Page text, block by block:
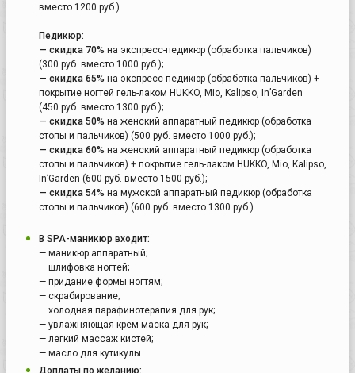
вместо 1200 руб.).
Педикюр:
— скидка 70% на экспресс-педикюр (обработка пальчиков)
(300 руб. вместо 1000 руб.);
— скидка 65% на экспресс-педикюр (обработка пальчиков) +
покрытие ногтей гель-лаком HUKKO, Mio, Kalipso, In’Garden
(450 руб. вместо 1300 руб.);
— скидка 50% на женский аппаратный педикюр (обработка
стопы и пальчиков) (500 руб. вместо 1000 руб.);
— скидка 60% на женский аппаратный педикюр (обработка
стопы и пальчиков) + покрытие гель-лаком HUKKO, Mio, Kalipso,
In’Garden (600 руб. вместо 1500 руб.);
— скидка 54% на мужской аппаратный педикюр (обработка
стопы и пальчиков) (600 руб. вместо 1300 руб.).
В SPA-маникюр входит:
— маникюр аппаратный;
— шлифовка ногтей;
— придание формы ногтям;
— скрабирование;
— холодная парафинотерапия для рук;
— увлажняющая крем-маска для рук;
— легкий массаж кистей;
— масло для кутикулы.
Доплаты по желанию: